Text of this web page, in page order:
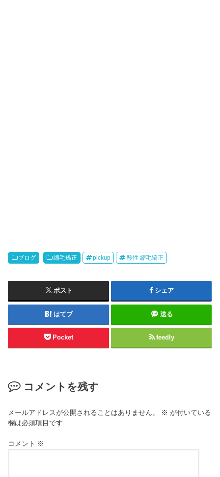
ブログ 縮毛矯正 pickup 酸性 縮毛矯正
ポスト シェア
はてブ 送る
Pocket feedly
コメントを残す
メールアドレスが公開されることはありません。 ※ が付いている
欄は必須項目です
コメント ※